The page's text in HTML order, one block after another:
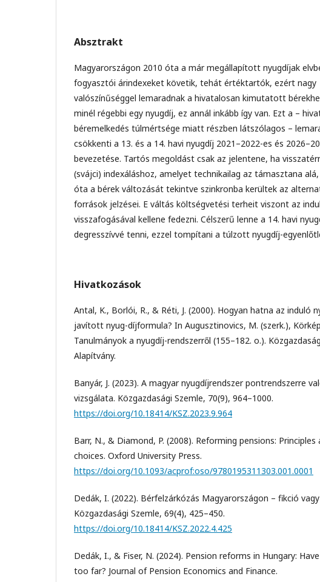
Absztrakt
Magyarországon 2010 óta a már megállapított nyugdíjak
fogyasztói árindexeket követik, tehát értéktartók, ezért nagy
valószínűséggel lemaradnak a hivatalosan kimutatott
minél régebbi egy nyugdíj, ez annál inkább így van. Ezt a –
béremelkedés túlmértsége miatt részben látszólagos –
csökkenti a 13. és a 14. havi nyugdíj 2021–2022-es és
bevezetése. Tartós megoldást csak az jelentene, ha
(svájci) indexáláshoz, amelyet technikailag az támasztana
óta a bérek változását tekintve szinkronba kerültek az
források jelzései. E váltás költségvetési terheit viszont az
visszafogásával kellene fedezni. Célszerű lenne a 14. havi
degresszívvé tenni, ezzel tompítani a túlzott nyugdíj-
Hivatkozások
Antal, K., Borlói, R., & Réti, J. (2000). Hogyan hatna az induló
javított nyug-díjformula? In Augusztinovics, M. (szerk.),
Tanulmányok a nyugdíj-rendszerről (155–182. o.).
Alapítvány.
Banyár, J. (2023). A magyar nyugdíjrendszer pontrendszerre
vizsgálata. Közgazdasági Szemle, 70(9), 964–1000.
https://doi.org/10.18414/KSZ.2023.9.964
Barr, N., & Diamond, P. (2008). Reforming pensions: Principles
choices. Oxford University Press.
https://doi.org/10.1093/acprof:oso/9780195311303.001.0001
Dedák, I. (2022). Bérfelzárkózás Magyarországon – fikció
Közgazdasági Szemle, 69(4), 425–450.
https://doi.org/10.18414/KSZ.2022.4.425
Dedák, I., & Fiser, N. (2024). Pension reforms in Hungary:
too far? Journal of Pension Economics and Finance.